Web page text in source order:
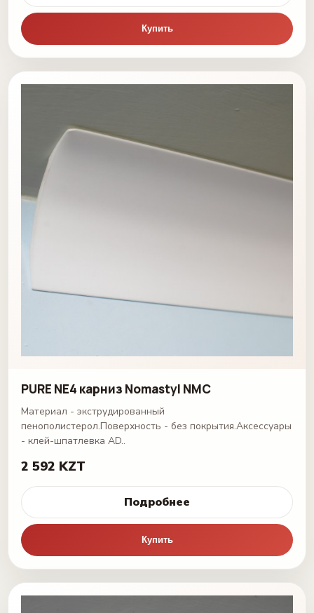
Купить
PURE NE4 карниз Nomastyl NMC
Материал - экструдированный
пенополистерол.Поверхность - без покрытия.Аксессуары
- клей-шпатлевка AD..
2 592 KZT
Подробнее
Купить